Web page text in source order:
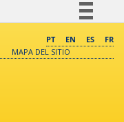
Comunica BR
PT EN ES
FR
MAPA DEL SITIO